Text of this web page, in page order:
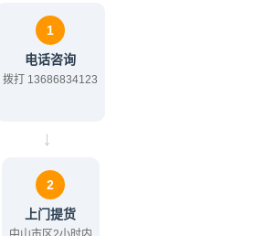
1
电话咨询
拨打 13686834123
→
2
上门提货